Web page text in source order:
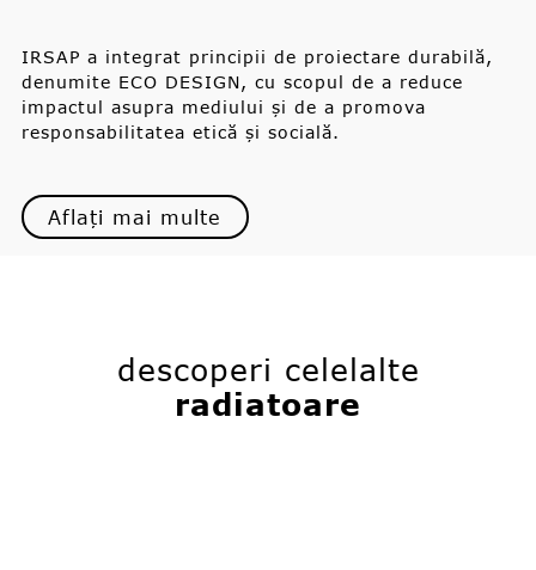
IRSAP a integrat principii de proiectare durabilă,
denumite ECO DESIGN, cu scopul de a reduce
impactul asupra mediului și de a promova
responsabilitatea etică și socială.
Aflați mai multe
descoperi celelalte
radiatoare